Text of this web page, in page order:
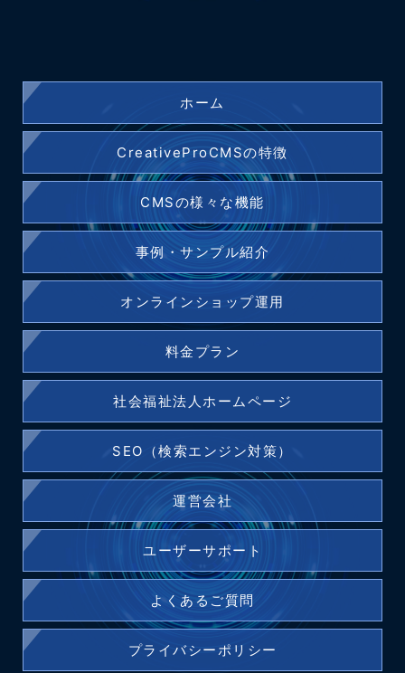
ホーム
CreativeProCMSの特徴
CMSの様々な機能
事例・サンプル紹介
オンラインショップ運用
料金プラン
社会福祉法人ホームページ
SEO（検索エンジン対策）
運営会社
ユーザーサポート
よくあるご質問
プライバシーポリシー